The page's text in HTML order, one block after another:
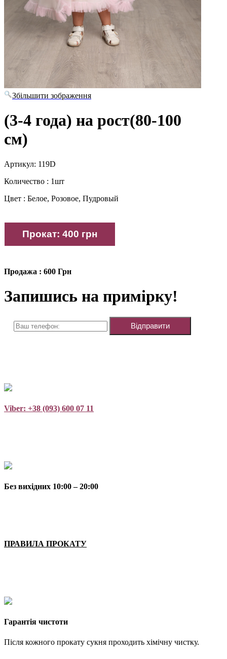
Збільшити зображення
(3-4 года) на рост(80-100
см)
Артикул: 119D
Количество : 1шт
Цвет : Белое, Розовое, Пудровый
Продажа : 600 Грн
Запишись на примірку!
Viber: +38 (093) 600 07 11
Без вихідних 10:00 – 20:00
ПРАВИЛА ПРОКАТУ
Гарантія чистоти
Після кожного прокату сукня проходить хімічну чистку.